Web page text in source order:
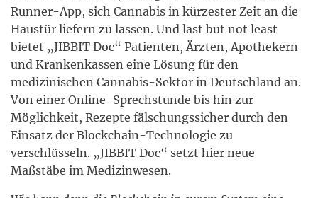
Runner-App, sich Cannabis in kürzester Zeit an die
Haustür liefern zu lassen. Und last but not least
bietet „JIBBIT Doc“ Patienten, Ärzten, Apothekern
und Krankenkassen eine Lösung für den
medizinischen Cannabis-Sektor in Deutschland an.
Von einer Online-Sprechstunde bis hin zur
Möglichkeit, Rezepte fälschungssicher durch den
Einsatz der Blockchain-Technologie zu
verschlüsseln. „JIBBIT Doc“ setzt hier neue
Maßstäbe im Medizinwesen.